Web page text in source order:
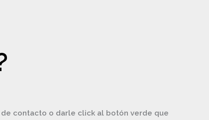
contacto o darle click al botón verde que